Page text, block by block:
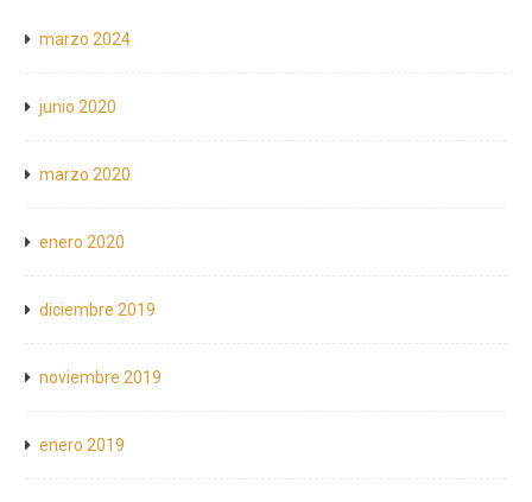
marzo 2024
junio 2020
marzo 2020
enero 2020
diciembre 2019
noviembre 2019
enero 2019